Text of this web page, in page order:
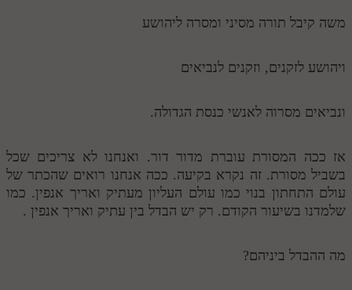
משה קיבל תורה מסיני ומסרה ליהושע
ויהושע לזקנים, וזקנים לנביאים
ונביאים מסרוה לאנשי כנסת הגדולה.
אז ככה המסורת עוברת מדור דור. ואנחנו לא צריכים שכל
בשביל מסורת. זה נקרא בקיעה. ככה אנחנו רואים שהכתר של
עולם התחתון בנוי כמו עולם העליון מעתיק ואריך אנפין. כמו
שלמדנו בשיעור הקודם. רק יש הבדל בין עתיק ואריך אנפין .
מה ההבדל ביניהם?